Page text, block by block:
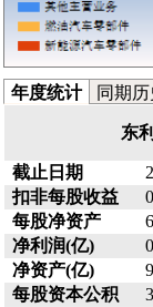
年度统计 同期历
东
截止日期
扣非每股收益
每股净资产
净利润(亿)
净资产(亿)
每股资本公积